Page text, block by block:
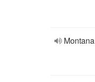
Montana